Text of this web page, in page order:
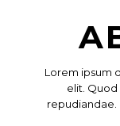
Lorem ipsum
elit.
repudiandae.